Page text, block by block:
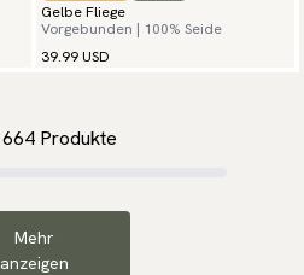
Gelbe Fliege
Vorgebunden | 100% Seide
39.99 USD
664 Produkte
Mehr
anzeigen